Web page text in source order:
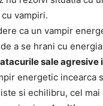
vampiri.
ca un vampir
a se hrani cu
sale agresive
energetic incearca
si echilibru, cel